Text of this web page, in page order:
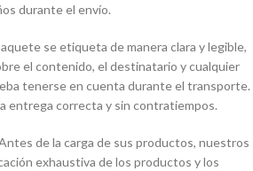
durante el envío.
se etiqueta de manera clara y legible,
el contenido, el destinatario y cualquier
tenerse en cuenta durante el transporte.
entrega correcta y sin contratiempos.
de la carga de sus productos, nuestros
exhaustiva de los productos y los